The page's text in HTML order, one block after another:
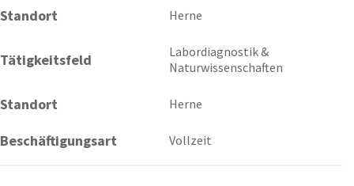
Standort Herne
Tätigkeitsfeld
Labordiagnostik &
Naturwissenschaften
Standort Herne
Beschäftigungsart Vollzeit